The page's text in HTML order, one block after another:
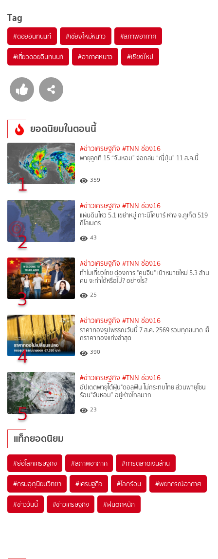
Tag
#ดอยอินทนนท์ #เชียงใหม่หนาว #สภาพอากาศ
#เที่ยวดอยอินทนนท์ #อากาศหนาว #เชียงใหม่
ยอดนิยมในตอนนี้
1
#ข่าวเศรษฐกิจ #TNN ช่อง16
พายุลูกที่ 15 “จันหอม” จ่อถล่ม “ญี่ปุ่น” 11 ส.ค.นี้
359
2
#ข่าวเศรษฐกิจ #TNN ช่อง16
แผ่นดินไหว 5.1 เขย่าหมู่เกาะนิโคบาร์ ห่าง จ.ภูเก็ต 519
กิโลเมตร
43
3
#ข่าวเศรษฐกิจ #TNN ช่อง16
ทำไมเที่ยวไทย ต้องการ "คนจีน" เป้าหมายใหม่ 5.3 ล้าน
คน จะทำได้หรือไม่? อย่างไร?
25
4
#ข่าวเศรษฐกิจ #TNN ช่อง16
ราคาทองรูปพรรณวันนี้ 7 ส.ค. 2569 รวมทุกขนาด เช็
กราคาทองแท่งล่าสุด
390
5
#ข่าวเศรษฐกิจ #TNN ช่อง16
อัปเดตพายุไต้ฝุ่น"ดอลฟิน ไม่กระทบไทย ส่วนพายุโซน
ร้อน"จันหอม” อยู่ห่างไกลมาก
23
แท็กยอดนิยม
#ย่อโลกเศรษฐกิจ #สภาพอากาศ #การตลาดเงินล้าน
#กรมอุตุนิยมวิทยา #เศรษฐกิจ #โลกร้อน #พยากรณ์อากาศ
#ข่าววันนี้ #ข่าวเศรษฐกิจ #ฝนตกหนัก